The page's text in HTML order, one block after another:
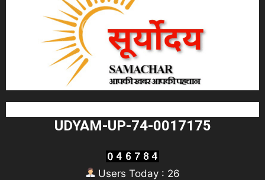
UDYAM-UP-74-0017175
Users Today : 26